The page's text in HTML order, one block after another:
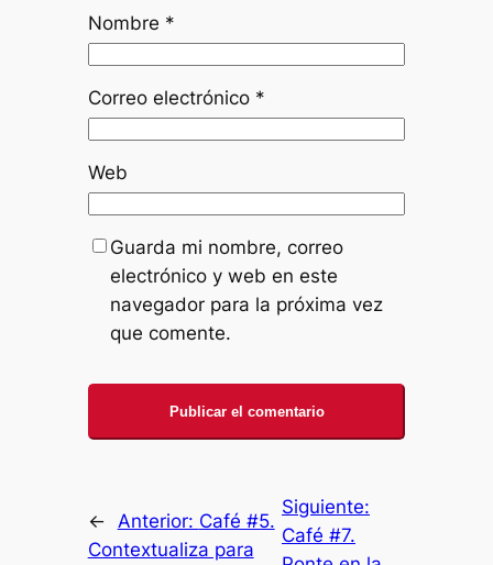
Nombre *
Correo electrónico *
Web
Guarda mi nombre, correo
electrónico y web en este
navegador para la próxima vez
que comente.
← Anterior: Café #5.
Contextualiza para
Siguiente:
Café #7.